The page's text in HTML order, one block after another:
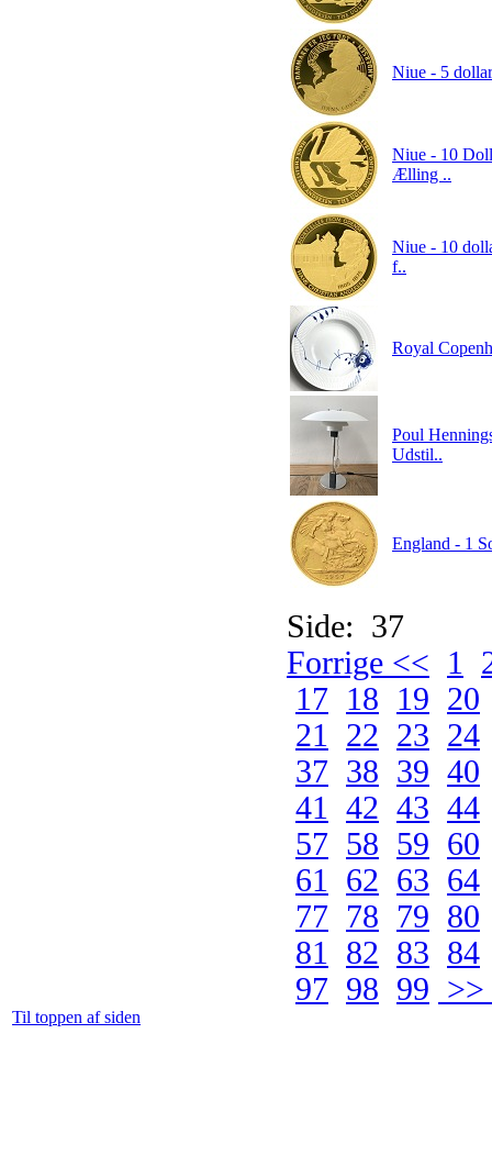
Niue - 5
Niue - 10
Ælling ..
Niue - 10
f..
Royal
Poul
Udstil..
England - 1
Side: 37
Forrige << 1
17 18 19 20
21
22 23 24
37 38 39 40
41
42 43 44
57 58 59 60
61
62 63 64
77 78 79 80
81
82 83 84
97 98 99 >>
Til toppen af siden